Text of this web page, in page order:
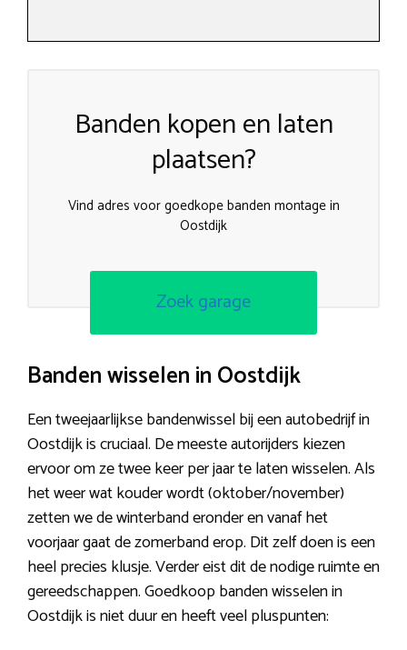
Banden kopen en laten
plaatsen?
Vind adres voor goedkope banden montage in
Oostdijk
Zoek garage
Banden wisselen in Oostdijk
Een tweejaarlijkse bandenwissel bij een autobedrijf in
Oostdijk is cruciaal. De meeste autorijders kiezen
ervoor om ze twee keer per jaar te laten wisselen. Als
het weer wat kouder wordt (oktober/november)
zetten we de winterband eronder en vanaf het
voorjaar gaat de zomerband erop. Dit zelf doen is een
heel precies klusje. Verder eist dit de nodige ruimte en
gereedschappen. Goedkoop banden wisselen in
Oostdijk is niet duur en heeft veel pluspunten: